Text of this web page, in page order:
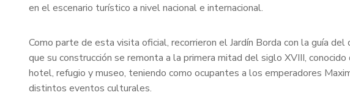
en el escenario turístico a nivel nacional e internacional.
Como parte de esta visita oficial, recorrieron el Jardín Borda con la guía
que su construcción se remonta a la primera mitad del siglo XVIII,
hotel, refugio y museo, teniendo como ocupantes a los emperadores
distintos eventos culturales.